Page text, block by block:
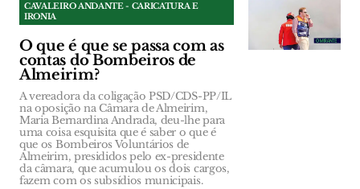
CAVALEIRO ANDANTE - CARICATURA E
IRONIA
O que é que se passa com as
contas do Bombeiros de
Almeirim?
A vereadora da coligação PSD/CDS-PP/IL
na oposição na Câmara de Almeirim,
Maria Bernardina Andrada, deu-lhe para
uma coisa esquisita que é saber o que é
que os Bombeiros Voluntários de
Almeirim, presididos pelo ex-presidente
da câmara, que acumulou os dois cargos,
fazem com os subsídios municipais.